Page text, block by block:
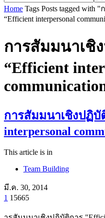
Home Tags Posts tagged with
“Efficient interpersonal
การสัมมนาเชิ
“Efficient
การสัมมนาเชิงปฏิบั
interpersonal
This article is in
Team Building
มี.ค. 30, 2014
1 15665